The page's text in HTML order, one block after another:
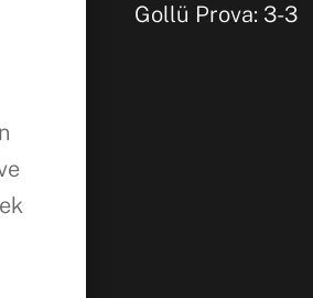
Gollü Prova: 3-3